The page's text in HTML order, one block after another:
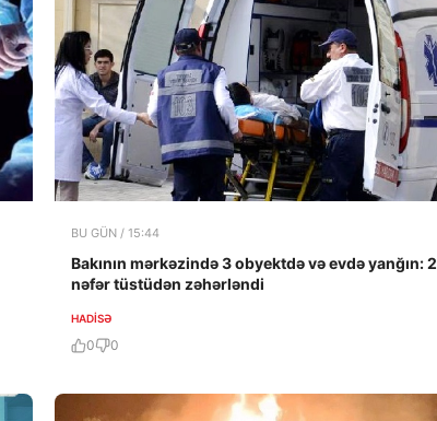
BU GÜN / 15:44
Bakının mərkəzində 3 obyektdə və evdə yanğın: 2
nəfər tüstüdən zəhərləndi
HADISƏ
0 0